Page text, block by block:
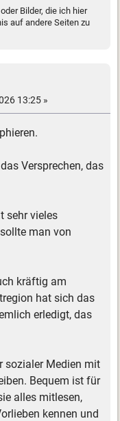
Bilder, die ich hier
auf andere Seiten zu
13:25 »
Versprechen, das
sehr vieles
man von
kräftig am
hat sich das
erledigt, das
sozialer Medien mit
Bequem ist für
alles mitlesen,
kennen und